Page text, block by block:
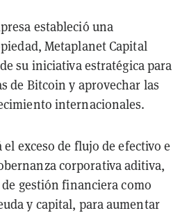
estableció una
Metaplanet Capital
su iniciativa estratégica para
de Bitcoin y aprovechar las
internacionales.
exceso de flujo de efectivo e
corporativa aditiva,
gestión financiera como
y capital, para aumentar